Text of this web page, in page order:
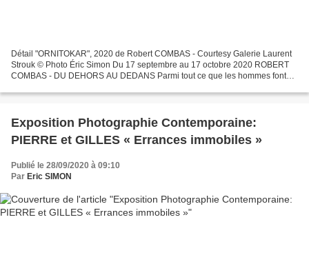
Détail "ORNITOKAR", 2020 de Robert COMBAS - Courtesy Galerie Laurent
Strouk © Photo Éric Simon Du 17 septembre au 17 octobre 2020 ROBERT
COMBAS - DU DEHORS AU DEDANS Parmi tout ce que les hommes font
Exposition Photographie Contemporaine:
PIERRE et GILLES « Errances immobiles »
Publié le 28/09/2020 à 09:10
Par Eric SIMON